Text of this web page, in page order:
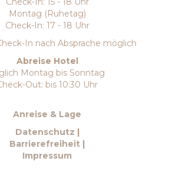
Montag (Ruhetag)
Check-In: 17 - 18 Uhr
In nach Absprache möglich
Abreise Hotel
Montag bis Sonntag
Out: bis 10:30 Uhr
Anreise & Lage
Datenschutz |
Barrierefreiheit |
Impressum